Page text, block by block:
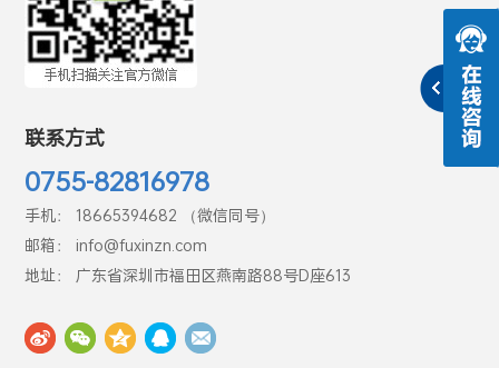
联系方式
0755-82816978
手机： 18665394682 （微信同号）
邮箱： info@fuxinzn.com
地址： 广东省深圳市福田区燕南路88号D座613